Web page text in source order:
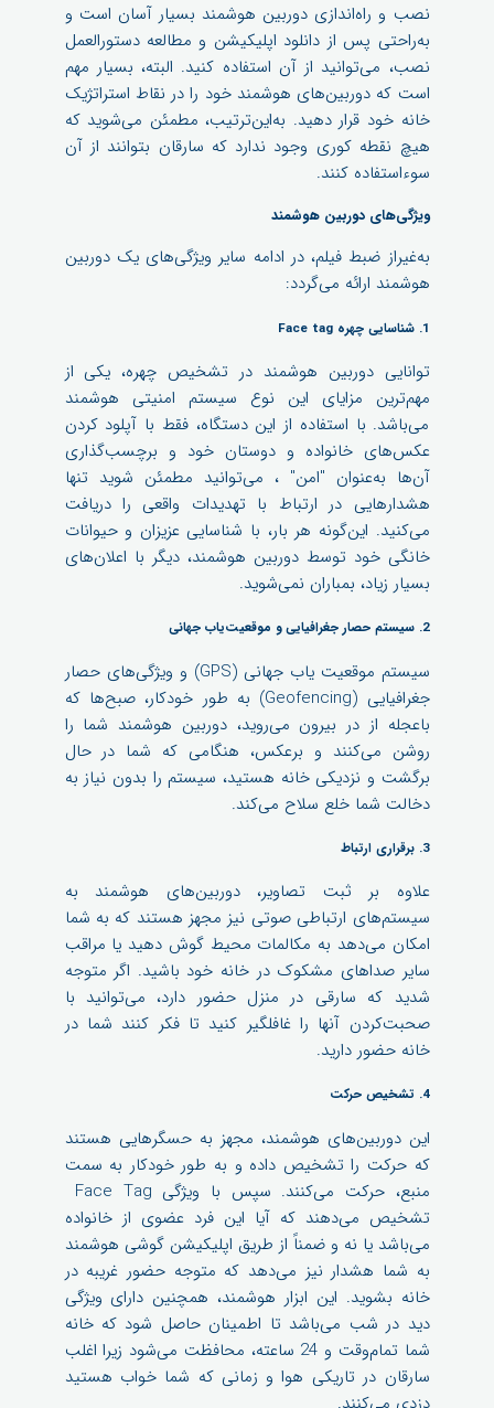
نصب و راه‌اندازی دوربین هوشمند بسیار آسان است و
به‌راحتی پس از دانلود اپلیکیشن و مطالعه دستورالعمل
نصب، می‌توانید از آن استفاده کنید. البته، بسیار مهم
است که دوربین‌های هوشمند خود را در نقاط استراتژیک
خانه خود قرار دهید. به‌این‌ترتیب، مطمئن می‌شوید که
هیچ نقطه کوری وجود ندارد که سارقان بتوانند از آن
سوءاستفاده کنند.
ویژگی‌های دوربین هوشمند
به‌غیراز ضبط فیلم، در ادامه سایر ویژگی‌های یک دوربین
هوشمند ارائه می‌گردد:
1. شناسایی چهره Face tag
توانایی دوربین هوشمند در تشخیص چهره، یکی از
مهم‌ترین مزایای این نوع سیستم امنیتی هوشمند
می‌باشد. با استفاده از این دستگاه، فقط با آپلود کردن
عکس‌های خانواده و دوستان خود و برچسب‌گذاری
آن‌ها به‌عنوان "امن" ، می‌توانید مطمئن شوید تنها
هشدارهایی در ارتباط با تهدیدات واقعی را دریافت
می‌کنید. این‌گونه هر بار، با شناسایی عزیزان و حیوانات
خانگی خود توسط دوربین هوشمند، دیگر با اعلان‌های
بسیار زیاد، بمباران نمی‌شوید.
2. سیستم حصار جغرافیایی و موقعیت‌یاب جهانی
سیستم موقعیت یاب جهانی (GPS) و ویژگی‌های حصار
جغرافیایی (Geofencing) به طور خودکار، صبح‌ها که
باعجله از در بیرون می‌روید، دوربین هوشمند شما را
روشن می‌کنند و برعکس، هنگامی که شما در حال
برگشت و نزدیکی خانه هستید، سیستم را بدون نیاز به
دخالت شما خلع سلاح می‌کند.
3. برقراری ارتباط
علاوه بر ثبت تصاویر، دوربین‌های هوشمند به
سیستم‌های ارتباطی صوتی نیز مجهز هستند که به شما
امکان می‌دهد به مکالمات محیط گوش دهید یا مراقب
سایر صداهای مشکوک در خانه خود باشید. اگر متوجه
شدید که سارقی در منزل حضور دارد، می‌توانید با
صحبت‌کردن آنها را غافلگیر کنید تا فکر کنند شما در
خانه حضور دارید.
4. تشخیص حرکت
این دوربین‌های هوشمند، مجهز به حسگرهایی هستند
که حرکت را تشخیص داده و به طور خودکار به سمت
تشخیص می‌دهند که آیا این فرد عضوی از خانواده
می‌باشد یا نه و ضمناً از طریق اپلیکیشن گوشی هوشمند
به شما هشدار نیز می‌دهد که متوجه حضور غریبه در
خانه بشوید. این ابزار هوشمند، همچنین دارای ویژگی
دید در شب می‌باشد تا اطمینان حاصل شود که خانه
شما تمام‌وقت و 24 ساعته، محافظت می‌شود زیرا اغلب
سارقان در تاریکی هوا و زمانی که شما خواب هستید